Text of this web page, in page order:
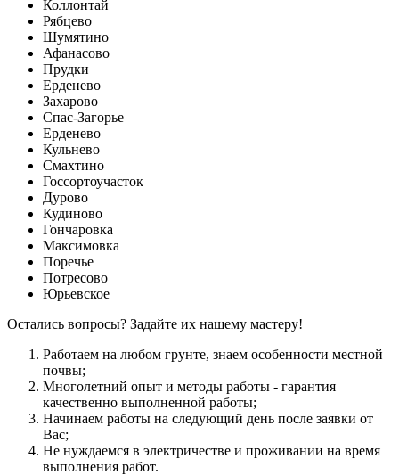
Коллонтай
Рябцево
Шумятино
Афанасово
Прудки
Ерденево
Захарово
Спас-Загорье
Ерденево
Кульнево
Смахтино
Госсортоучасток
Дурово
Кудиново
Гончаровка
Максимовка
Поречье
Потресово
Юрьевское
Остались вопросы? Задайте их нашему мастеру!
Работаем на любом грунте, знаем особенности местной
почвы;
Многолетний опыт и методы работы - гарантия
качественно выполненной работы;
Начинаем работы на следующий день после заявки от
Вас;
Не нуждаемся в электричестве и проживании на время
выполнения работ.